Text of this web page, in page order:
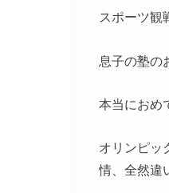
スポーツ観
息子の塾の
本当におめ
オリンピッ
情、全然違